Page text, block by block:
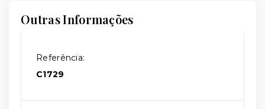
Outras Informações
Referência:
C1729